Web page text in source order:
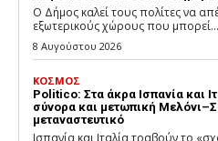
Ο Δήμος καλεί τους πολίτες να
εξωτερικούς χώρους που μπορεί...
8 Αυγούστου 2026
ΚΟΣΜΟΣ
Politico: Στα άκρα Ισπανία και
σύνορα και μετωπική
μεταναστευτικό